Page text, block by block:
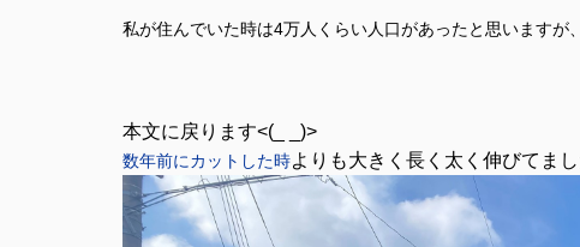
私が住んでいた時は4万人くらい人口があったと思いますが
本文に戻ります<(_ _)>
数年前にカットした時よりも大きく長く太く伸びてまし